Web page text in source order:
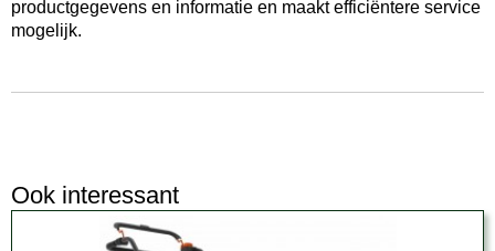
productgegevens en informatie en maakt efficiëntere service
mogelijk.
Ook interessant